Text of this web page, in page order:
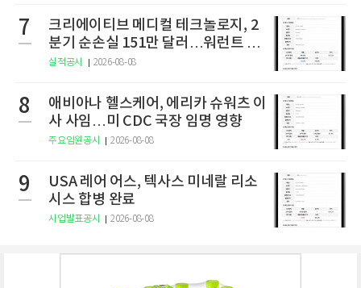
7
크리에이티브 메디컬 테크놀로지, 2
분기 순손실 151만 달러…워런트 행
사로 446만 달러 조달
실적공시 2026-08-08
8
애비아나 헬스케어, 에리카 슈워츠 이
사 사임…미 CDC 국장 임명 영향
주요임원공시 2026-08-08
9
USA 레어 어스, 텍사스 미네랄 리소
시스 합병 완료
사업발표공시 2026-08-08